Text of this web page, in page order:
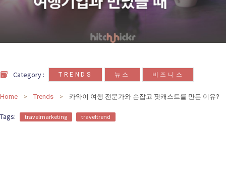
Category : TRENDS 뉴스 비즈니스
Home Trends 카약이 여행 전문가와 손잡고 팟캐스트를 만든 이유?
Tags: travelmarketing traveltrend